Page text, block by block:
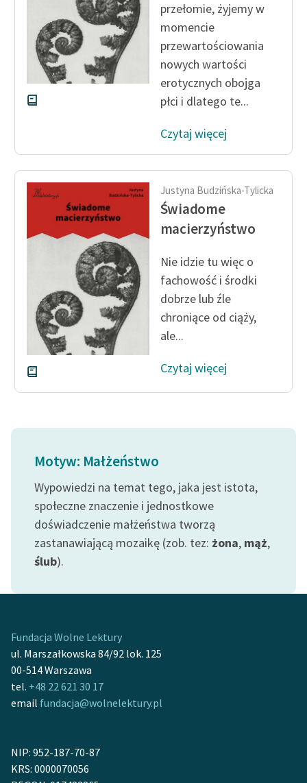
Szkoła Poezji Wolnych
Lektur
O nas
Kontakt
Zasady wykorzystania
Wolnych Lektur
Logotypy
Materiały promocyjne
Polityka prywatności
Regulamin biblioteki
Dane fundacji i
sprawozdania finansowe
Regulamin darowizn
Deklaracja dostępności
przełomie, żyjemy w
momencie
przewartościowania
nowych wartości
erotycznych obojga
płci i dlatego te...
Czytaj więcej
Justyna Budzińska-Tylicka
Świadome
macierzyństwo
Nie idzie tu więc o
fachowość i środki
dobrze lub źle
chroniące od ciąży,
ale...
Czytaj więcej
Motyw: Małżeństwo
Wypowiedzi na temat tego, jaka jest istota,
społeczne znaczenie i jednostkowe
doświadczenie małżeństwa tworzą
zastanawiającą mozaikę (zob. tez: żona, mąż,
ślub).
Fundacja Wolne Lektury
ul. Marszałkowska 84/92 lok. 125
00-514 Warszawa
tel. +48 22 621 30 17
email fundacja@wolnelektury.pl
NIP: 952-187-70-87
KRS: 0000070056